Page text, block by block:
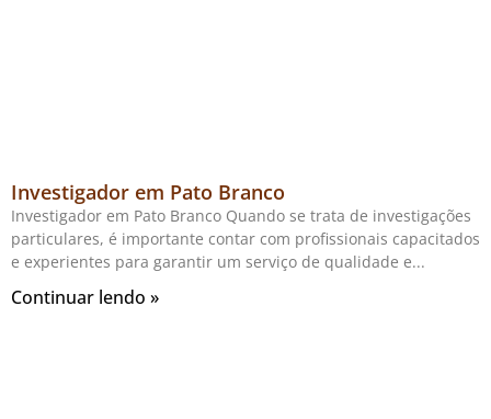
Investigador em Pato Branco
Investigador em Pato Branco Quando se trata de investigações
particulares, é importante contar com profissionais capacitados
e experientes para garantir um serviço de qualidade e
Continuar lendo »